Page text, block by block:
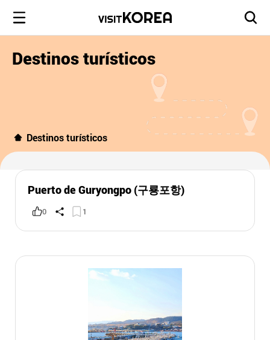
Destinos turísticos
Destinos turísticos
Puerto de Guryongpo (구룡포항)
0 1